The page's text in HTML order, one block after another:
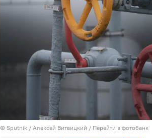
© Sputnik / Алексей Витвицкий / Перейти в фотобанк